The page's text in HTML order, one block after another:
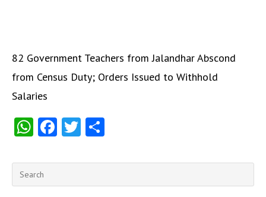
82 Government Teachers from Jalandhar Abscond
from Census Duty; Orders Issued to Withhold
Salaries
W
ts
A
Fa
b
o
T
itt
er
re